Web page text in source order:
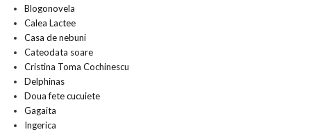
Blogonovela
Calea Lactee
Casa de nebuni
Cateodata soare
Cristina Toma Cochinescu
Delphinas
Doua fete cucuiete
Gagaita
Ingerica